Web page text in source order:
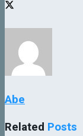
Abe
Related Posts